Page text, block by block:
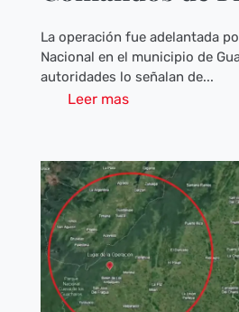
La operación fue adelantada
Nacional en el municipio de
autoridades lo señalan de...
Leer mas